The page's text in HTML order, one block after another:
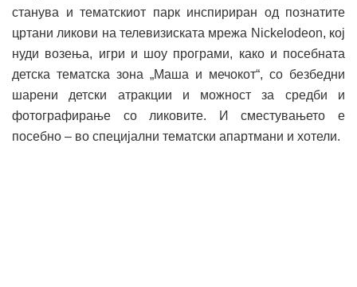
станува и тематскиот парк инспириран од познатите
цртани ликови на телевизиската мрежа Nickelodeon, кој
нуди возења, игри и шоу програми, како и посебната
детска тематска зона „Маша и мечокот“, со безбедни
шарени детски атракции и можност за средби и
фотографирање со ликовите. И сместувањето е
посебно – во специјални тематски апартмани и хотели.